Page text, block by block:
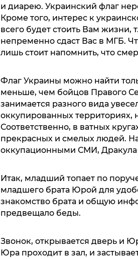
и диарею. Украинский флаг
Кроме того, интерес к
всего будет стоить Вам жизни,
непременно сдаст Вас в МГБ.
лишь стоит напомнить, что
Флаг Украины можно найти
меньше, чем бойцов Правого
занимается разного вида
оккупированных территориях,
Соответственно, в ватных
прекрасных и смелых людей.
оккупационными СМИ, Дракула
Итак, младший топает по
младшего брата Юрой для
знакомство брата и общую
предвещало беды.
Звонок, открывается дверь и
Юра проходит в зал, и